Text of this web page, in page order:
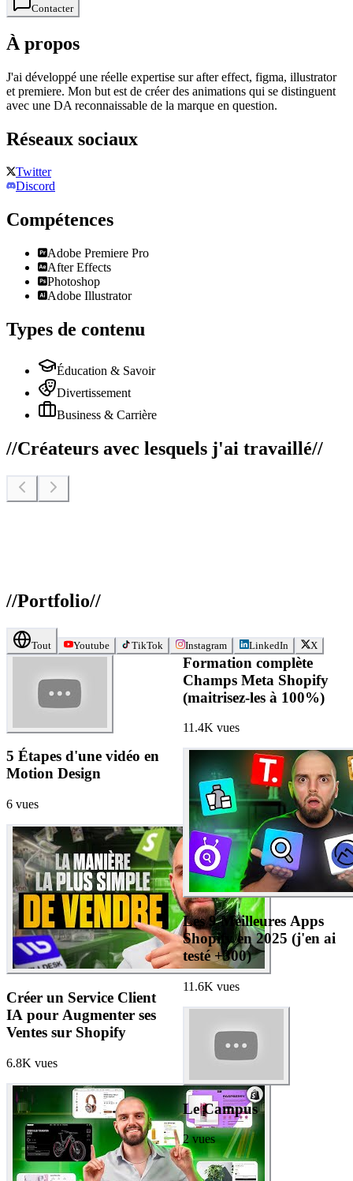
Contacter
À propos
J'ai développé une réelle expertise sur after effect, figma, illustrator
et premiere. Mon but est de créer des animations qui se distinguent
avec une DA reconnaissable de la marque en question.
Réseaux sociaux
Twitter
Discord
Compétences
Adobe Premiere Pro
After Effects
Photoshop
Adobe Illustrator
Types de contenu
Éducation & Savoir
Divertissement
Business & Carrière
//Créateurs avec lesquels j'ai travaillé//
//Portfolio//
Tout Youtube TikTok Instagram LinkedIn X
5 Étapes d'une vidéo en
Motion Design
6 vues
Créer un Service Client
IA pour Augmenter ses
Ventes sur Shopify
6.8K vues
Formation complète
Champs Meta Shopify
(maitrisez-les à 100%)
11.4K vues
Les 9 Meilleures Apps
Shopify en 2025 (j'en ai
testé +300)
11.6K vues
Le Campus
2 vues